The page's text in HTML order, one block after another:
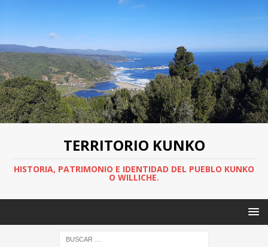
TERRITORIO KUNKO
HISTORIA, PATRIMONIO E IDENTIDAD DEL PUEBLO KUNKO
O WILLICHE.